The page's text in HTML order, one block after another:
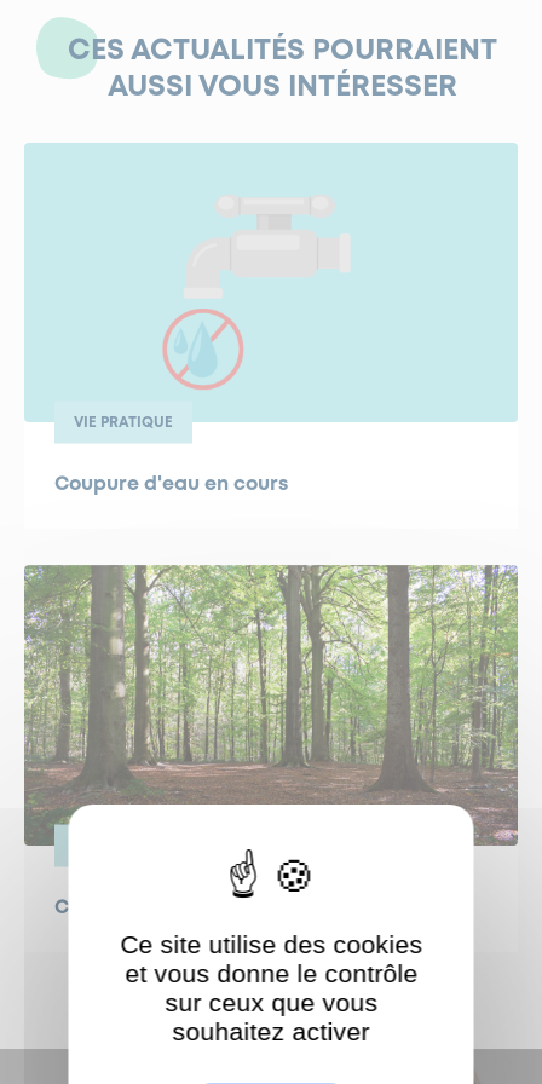
CES ACTUALITÉS POURRAIENT
AUSSI VOUS INTÉRESSER
VIE PRATIQUE
Coupure d'eau en cours
Canicule : protégeons nos forêts !
ShareThis est désactivé.
Ce site utilise des cookies
et vous donne le contrôle
sur ceux que vous
souhaitez activer